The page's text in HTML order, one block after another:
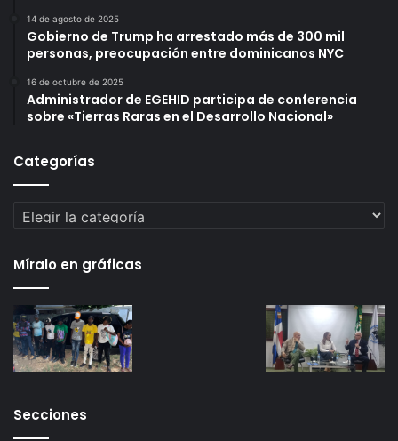
14 de agosto de 2025
Gobierno de Trump ha arrestado más de 300 mil
personas, preocupación entre dominicanos NYC
16 de octubre de 2025
Administrador de EGEHID participa de conferencia
sobre «Tierras Raras en el Desarrollo Nacional»
Categorías
Categorías
Míralo en gráficas
Secciones